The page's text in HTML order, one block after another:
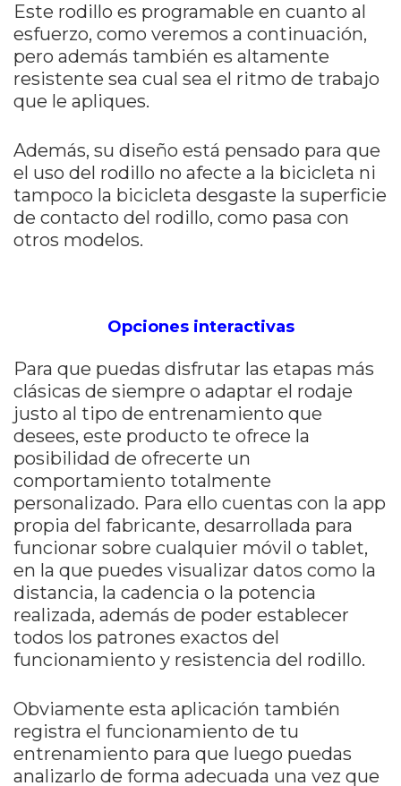
Este rodillo es programable en cuanto al
esfuerzo, como veremos a continuación,
pero además también es altamente
resistente sea cual sea el ritmo de trabajo
que le apliques.
Además, su diseño está pensado para que
el uso del rodillo no afecte a la bicicleta ni
tampoco la bicicleta desgaste la superficie
de contacto del rodillo, como pasa con
otros modelos.
Opciones interactivas
Para que puedas disfrutar las etapas más
clásicas de siempre o adaptar el rodaje
justo al tipo de entrenamiento que
desees, este producto te ofrece la
posibilidad de ofrecerte un
comportamiento totalmente
personalizado. Para ello cuentas con la app
propia del fabricante, desarrollada para
funcionar sobre cualquier móvil o tablet,
en la que puedes visualizar datos como la
distancia, la cadencia o la potencia
realizada, además de poder establecer
todos los patrones exactos del
funcionamiento y resistencia del rodillo.
Obviamente esta aplicación también
registra el funcionamiento de tu
entrenamiento para que luego puedas
analizarlo de forma adecuada una vez que